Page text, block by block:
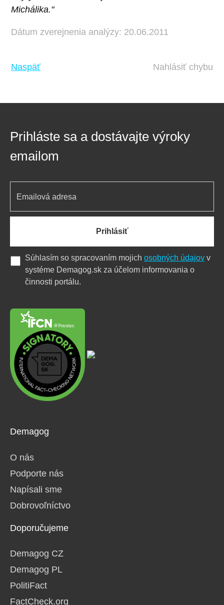
Michálika."
Dátum zverejnenia analýzy: 20.06.2011
Naspäť Nahlásiť chybu
Demagog
O nás
Podporte nás
Napísali sme
Dobrovoľníctvo
Doporučujeme
Demagog CZ
Demagog PL
PolitiFact
FactCheck.org
Prihláste sa a dostávajte výroky
emailom
Prihlásiť
Súhlasím so spracovaním mojich osobných údajov v
systéme Demagog.sk za účelom informovania o
činnosti portálu.